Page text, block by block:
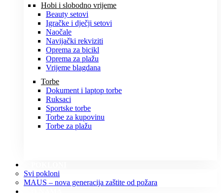
Hobi i slobodno vrijeme
Beauty setovi
Igračke i dječji setovi
Naočale
Navijački rekviziti
Oprema za bicikl
Oprema za plažu
Vrijeme blagdana
Torbe
Dokument i laptop torbe
Ruksaci
Sportske torbe
Torbe za kupovinu
Torbe za plažu
Svi pokloni
MAUS – nova generacija zaštite od požara